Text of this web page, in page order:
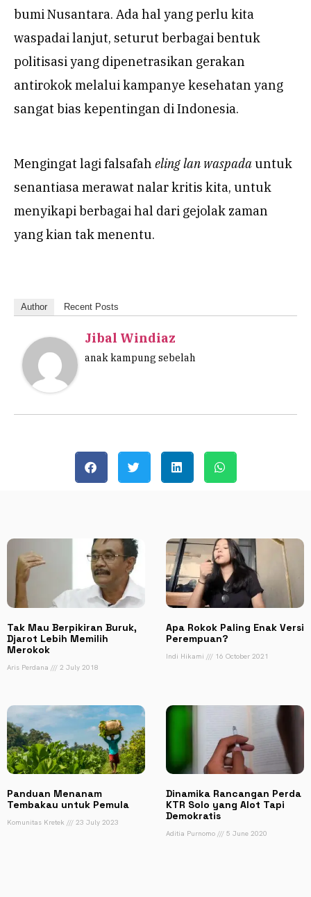
bumi Nusantara. Ada hal yang perlu kita
waspadai lanjut, seturut berbagai bentuk
politisasi yang dipenetrasikan gerakan
antirokok melalui kampanye kesehatan yang
sangat bias kepentingan di Indonesia.
Mengingat lagi falsafah eling lan waspadauntuk
senantiasa merawat nalar kritis kita, untuk
menyikapi berbagai hal dari gejolak zaman
yang kian tak menentu.
Author Recent Posts
Jibal Windiaz
anak kampung sebelah
Tak Mau Berpikiran Buruk,
Djarot Lebih Memilih
Merokok
Aris Perdana 2 July 2018
Apa Rokok Paling Enak Versi
Perempuan?
Indi Hikami 16 October 2021
Panduan Menanam
Tembakau untuk Pemula
Komunitas Kretek 23 July 2023
Dinamika Rancangan Perda
KTR Solo yang Alot Tapi
Demokratis
Aditia Purnomo 5 June 2020